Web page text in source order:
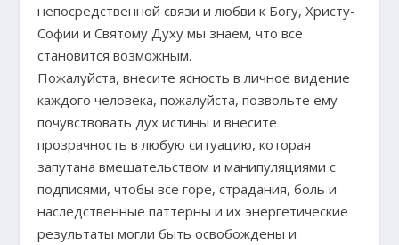
непосредственной связи и любви к Богу, Христу-
Софии и Святому Духу мы знаем, что все
становится возможным.
Пожалуйста, внесите ясность в личное видение
каждого человека, пожалуйста, позвольте ему
почувствовать дух истины и внесите
прозрачность в любую ситуацию, которая
запутана вмешательством и манипуляциями с
подписями, чтобы все горе, страдания, боль и
наследственные паттерны и их энергетические
результаты могли быть освобождены и